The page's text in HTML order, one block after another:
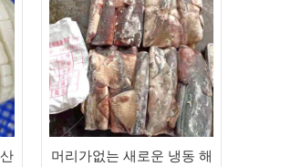
머리가없는 새로운 냉동 해